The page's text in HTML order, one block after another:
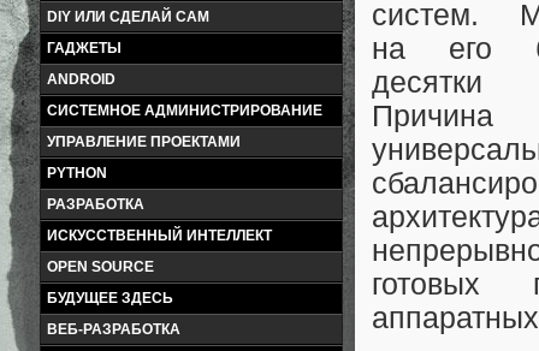
DIY ИЛИ СДЕЛАЙ САМ
ГАДЖЕТЫ
ANDROID
СИСТЕМНОЕ АДМИНИСТРИРОВАНИЕ
УПРАВЛЕНИЕ ПРОЕКТАМИ
PYTHON
РАЗРАБОТКА
ИСКУССТВЕННЫЙ ИНТЕЛЛЕКТ
OPEN SOURCE
БУДУЩЕЕ ЗДЕСЬ
ВЕБ-РАЗРАБОТКА
систем.
на его
десятки
готовых